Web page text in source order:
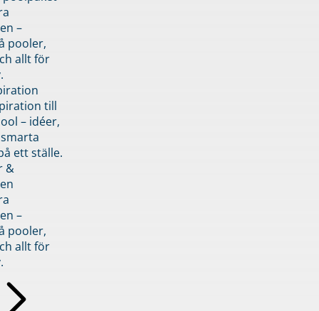
–
pooler,
allt för
till
– idéer,
ett ställe.
&
–
pooler,
allt för